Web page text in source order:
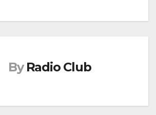
By Radio Club